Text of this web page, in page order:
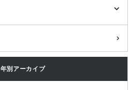
年別アーカイブ